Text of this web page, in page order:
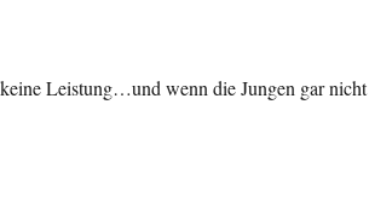
Leistung…und wenn die Jungen gar nicht